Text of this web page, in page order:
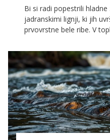
Bi si radi popestrili
jadranskimi lignji, ki jih
prvovrstne bele ribe. V